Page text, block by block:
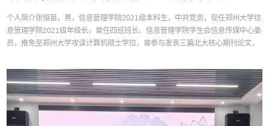
个人简介张恒苗，男，信息管理学院2021级本科生，中共党员，现任郑州大学信
息管理学院2021级年级长，曾任四班班长、信息管理学院学生会信息传媒中心委
员，推免至郑州大学攻读计算机硕士学位，曾参与发表三篇北大核心期刊论文，
郑州大学三好学生、郑州大学优秀学生干部、2022-2023学年校级暑期社会实践
二等奖、2022-2023学年校级寒假社会实践三等奖。勤...